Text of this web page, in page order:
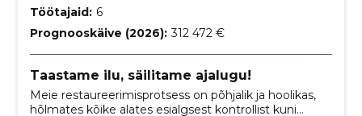
Töötajaid: 6
Prognooskäive (2026): 312 472 €
Taastame ilu, säilitame ajalugu!
Meie restaureerimisprotsess on põhjalik ja hoolikas,
hõlmates kõike alates esialgsest kontrollist kuni